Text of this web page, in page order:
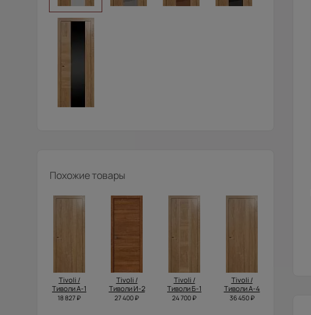
Похожие товары
Tivoli /
Тиволи А-1
18 827 ₽
Tivoli /
Тиволи И-2
27 400 ₽
Tivoli /
Тиволи Б-1
24 700 ₽
Tivoli /
Тиволи А-4
36 450 ₽